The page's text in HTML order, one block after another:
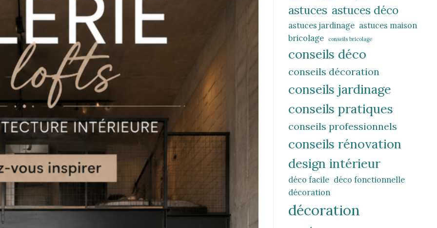
astuces astuces déco
astuces jardinage astuces maison
bricolage
conseils bricolage
conseils déco
conseils décoration
conseils jardinage
conseils pratiques
conseils professionnels
conseils rénovation
design intérieur
déco facile déco fonctionnelle
décoration
décoration